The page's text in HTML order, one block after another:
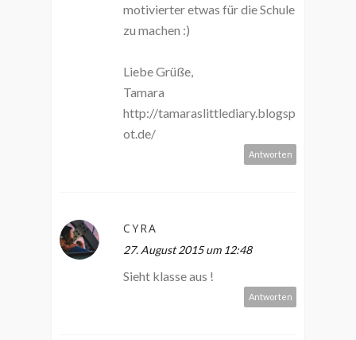
motivierter etwas für die Schule
zu machen :)
Liebe Grüße,
Tamara
http://tamaraslittlediary.blogsp
ot.de/
Antworten
CYRA
27. August 2015 um 12:48
Sieht klasse aus !
Antworten